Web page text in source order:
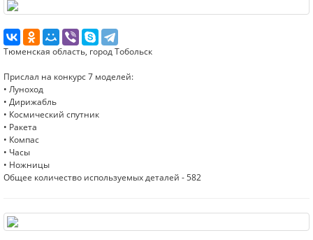
Тюменская область, город Тобольск
Прислал на конкурс 7 моделей:
• Луноход
• Дирижабль
• Космический спутник
• Ракета
• Компас
• Часы
• Ножницы
Общее количество используемых деталей - 582